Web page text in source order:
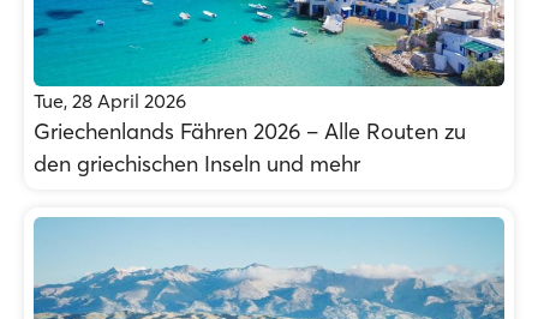
Tue, 28 April 2026
Griechenlands Fähren 2026 – Alle Routen zu
den griechischen Inseln und mehr